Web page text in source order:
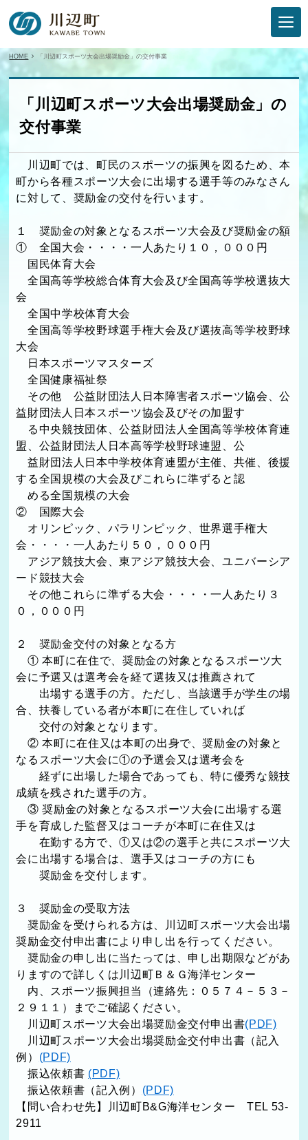
HOME 「川辺町スポーツ大会出場奨励金」の交付事業
「川辺町スポーツ大会出場奨励金」の
交付事業
川辺町では、町民のスポーツの振興を図るため、本
町から各種スポーツ大会に出場する選手等のみなさん
に対して、奨励金の交付を行います。
１ 奨励金の対象となるスポーツ大会及び奨励金の額
① 全国大会・・・・一人あたり１０，０００円
国民体育大会
全国高等学校総合体育大会及び全国高等学校選抜大
会
全国中学校体育大会
全国高等学校野球選手権大会及び選抜高等学校野球
大会
日本スポーツマスターズ
全国健康福祉祭
その他 公益財団法人日本障害者スポーツ協会、公
益財団法人日本スポーツ協会及びその加盟す
る中央競技団体、公益財団法人全国高等学校体育連
盟、公益財団法人日本高等学校野球連盟、公
益財団法人日本中学校体育連盟が主催、共催、後援
する全国規模の大会及びこれらに準ずると認
める全国規模の大会
② 国際大会
オリンピック、パラリンピック、世界選手権大
会・・・・一人あたり５０，０００円
アジア競技大会、東アジア競技大会、ユニバーシア
ード競技大会
その他これらに準ずる大会・・・・一人あたり３
０，０００円
２ 奨励金交付の対象となる方
① 本町に在住で、奨励金の対象となるスポーツ大
会に予選又は選考会を経て選抜又は推薦されて
出場する選手の方。ただし、当該選手が学生の場
合、扶養している者が本町に在住していれば
交付の対象となります。
② 本町に在住又は本町の出身で、奨励金の対象と
なるスポーツ大会に①の予選会又は選考会を
経ずに出場した場合であっても、特に優秀な競技
成績を残された選手の方。
③ 奨励金の対象となるスポーツ大会に出場する選
手を育成した監督又はコーチが本町に在住又は
在勤する方で、①又は②の選手と共にスポーツ大
会に出場する場合は、選手又はコーチの方にも
奨励金を交付します。
３ 奨励金の受取方法
奨励金を受けられる方は、川辺町スポーツ大会出場
奨励金交付申出書により申し出を行ってください。
奨励金の申し出に当たっては、申し出期限などがあ
りますので詳しくは川辺町Ｂ＆Ｇ海洋センター
内、スポーツ振興担当（連絡先：０５７４－５３－
２９１１）までご確認ください。
川辺町スポーツ大会出場奨励金交付申出書(PDF)
川辺町スポーツ大会出場奨励金交付申出書（記入
例） (PDF)
振込依頼書 (PDF)
振込依頼書（記入例） (PDF)
【問い合わせ先】川辺町B&G海洋センター TEL 53-
2911